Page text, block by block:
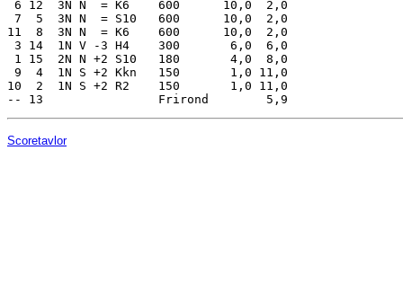
6 12  3N N  = K6    600      10,0  2,0
7  5  3N N  = S10   600      10,0  2,0
11  8  3N N  = K6    600      10,0  2,0
3 14  1N V -3 H4    300       6,0  6,0
1 15  2N N +2 S10   180       4,0  8,0
9  4  1N S +2 Kkn   150       1,0 11,0
10  2  1N S +2 R2    150       1,0 11,0
Scoretavlor